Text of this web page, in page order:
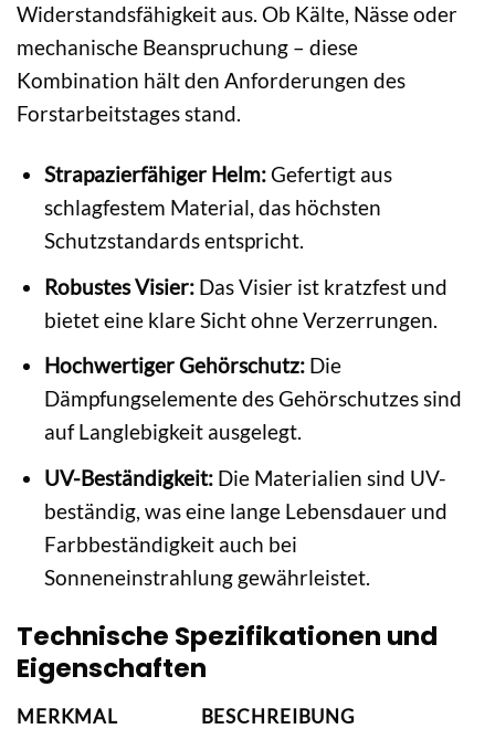
Widerstandsfähigkeit aus. Ob Kälte, Nässe oder
mechanische Beanspruchung – diese
Kombination hält den Anforderungen des
Forstarbeitstages stand.
Strapazierfähiger Helm:Gefertigt aus
schlagfestem Material, das höchsten
Schutzstandards entspricht.
Robustes Visier:Das Visier ist kratzfest und
bietet eine klare Sicht ohne Verzerrungen.
Hochwertiger Gehörschutz:Die
Dämpfungselemente des Gehörschutzes sind
auf Langlebigkeit ausgelegt.
UV-Beständigkeit:Die Materialien sind UV-
beständig, was eine lange Lebensdauer und
Farbbeständigkeit auch bei
Sonneneinstrahlung gewährleistet.
Technische Spezifikationen und
Eigenschaften
MERKMAL BESCHREIBUNG